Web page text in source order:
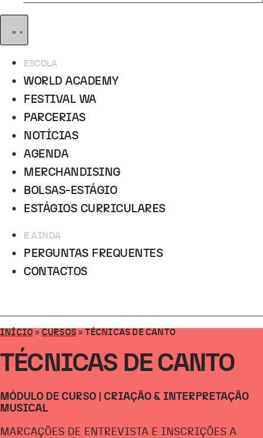
ESCOLA
WORLD ACADEMY
FESTIVAL WA
PARCERIAS
NOTÍCIAS
AGENDA
MERCHANDISING
BOLSAS-ESTÁGIO
ESTÁGIOS CURRICULARES
E AINDA
PERGUNTAS FREQUENTES
CONTACTOS
INÍCIO » CURSOS » TÉCNICAS DE CANTO
TÉCNICAS DE CANTO
MÓDULO DE CURSO | CRIAÇÃO & INTERPRETAÇÃO
MUSICAL
MARCAÇÕES DE ENTREVISTA E INSCRIÇÕES A